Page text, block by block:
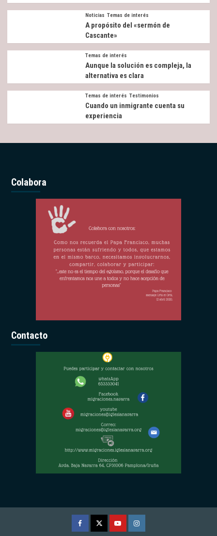
Noticias Temas de interés
A propósito del «sermón de
Cascante»
Temas de interés
Aunque la solución es compleja, la
alternativa es clara
Temas de interés Testimonios
Cuando un inmigrante cuenta su
experiencia
Colabora
Contacto
FacebookTwitterYoutubeInstagram